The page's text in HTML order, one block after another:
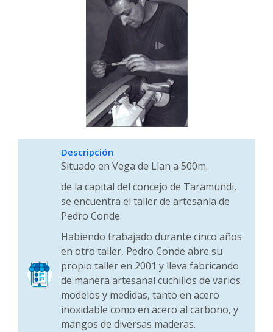
Descripción
Situado en Vega de Llan a 500m.
de la capital del concejo de Taramundi,
se encuentra el taller de artesanía de
Pedro Conde.
Habiendo trabajado durante cinco años
en otro taller, Pedro Conde abre su
propio taller en 2001 y lleva fabricando
de manera artesanal cuchillos de varios
modelos y medidas, tanto en acero
inoxidable como en acero al carbono, y
mangos de diversas maderas.